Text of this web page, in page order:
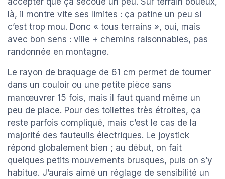
là, il montre vite ses limites : ça patine un peu si
c’est trop mou. Donc « tous terrains », oui, mais
avec bon sens : ville + chemins raisonnables, pas
randonnée en montagne.
Le rayon de braquage de 61 cm permet de tourner
dans un couloir ou une petite pièce sans
manœuvrer 15 fois, mais il faut quand même un
peu de place. Pour des toilettes très étroites, ça
reste parfois compliqué, mais c’est le cas de la
majorité des fauteuils électriques. Le joystick
répond globalement bien ; au début, on fait
quelques petits mouvements brusques, puis on s’y
habitue. J’aurais aimé un réglage de sensibilité un